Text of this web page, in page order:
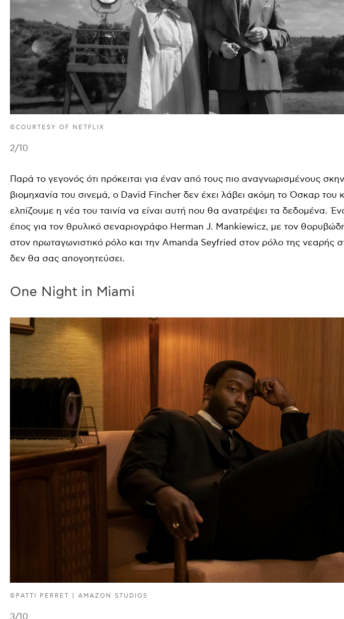
©COURTESY OF NETFLIX
2/10
Παρά το γεγονός ότι πρόκειται για έναν από τους πιο αναγνωρισμένους
βιομηχανία του σινεμά, ο David Fincher δεν έχει λάβει ακόμη το Όσκαρ του
ελπίζουμε η νέα του ταινία να είναι αυτή που θα ανατρέψει τα δεδομένα.
έπος για τον θρυλικό σεναριογράφο Herman J. Mankiewicz, με τον
στον πρωταγωνιστικό ρόλο και την Amanda Seyfried στον ρόλο της νεαρής
δεν θα σας απογοητεύσει.
One Night in Miami
©PATTI PERRET | AMAZON STUDIOS
3/10